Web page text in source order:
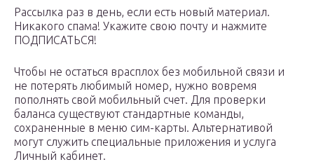
Рассылка раз в день, если есть новый материал.
Никакого спама! Укажите свою почту и нажмите
ПОДПИСАТЬСЯ!
Чтобы не остаться врасплох без мобильной связи и
не потерять любимый номер, нужно вовремя
пополнять свой мобильный счет. Для проверки
баланса существуют стандартные команды,
сохраненные в меню сим-карты. Альтернативой
могут служить специальные приложения и услуга
Личный кабинет.